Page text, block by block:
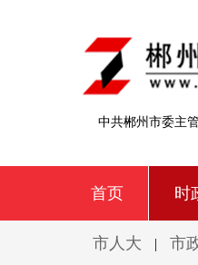
中共郴州市委主
首页 时
市人大 | 市